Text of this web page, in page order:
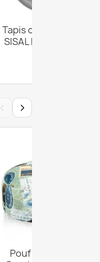
Tapis cercle EN
SISAL FLAT 48695/
‹ ›
Pouf Repose-pieds